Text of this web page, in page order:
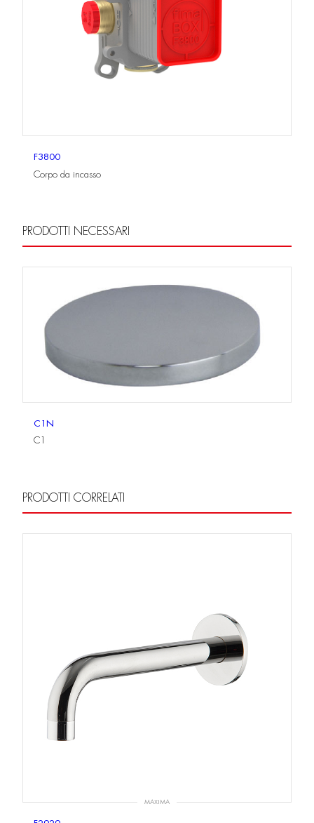
F3800
Corpo da incasso
PRODOTTI NECESSARI
C1N
C1
PRODOTTI CORRELATI
MAXIMA